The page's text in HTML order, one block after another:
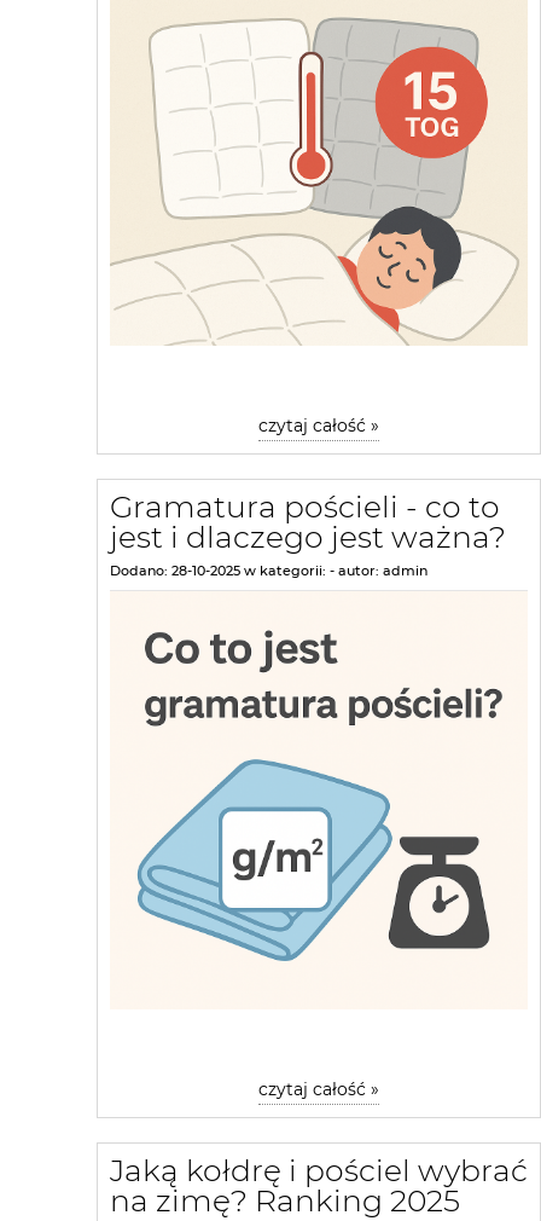
czytaj całość »
Gramatura pościeli - co to
jest i dlaczego jest ważna?
Dodano: 28-10-2025 w kategorii: - autor: admin
czytaj całość »
Jaką kołdrę i pościel wybrać
na zimę? Ranking 2025